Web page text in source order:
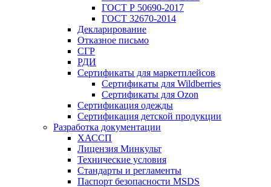
ГОСТ Р 50690-2017
ГОСТ 32670-2014
Декларирование
Отказное письмо
СГР
РДИ
Сертификаты для маркетплейсов
Сертификаты для Wildberries
Сертификаты для Ozon
Сертификация одежды
Сертификация детской продукции
Разработка документации
ХАССП
Лицензия Минкульт
Технические условия
Стандарты и регламенты
Паспорт безопасности MSDS